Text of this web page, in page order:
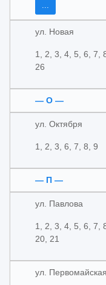
...
ул. Новая
1, 2, 3, 4, 5, 6, 7,
26
— О —
ул. Октября
1, 2, 3, 6, 7, 8, 9
— П —
ул. Павлова
1, 2, 3, 4, 5, 6, 7,
20, 21
ул. Первомайская